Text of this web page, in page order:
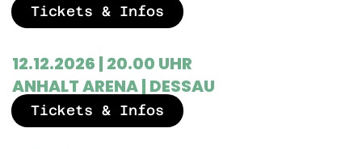
Tickets & Infos
12.12.2026 | 20.00 UHR
ANHALT ARENA | DESSAU
Tickets & Infos